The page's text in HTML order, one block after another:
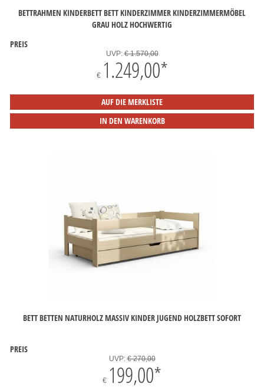
BETTRAHMEN KINDERBETT BETT KINDERZIMMER KINDERZIMMERMÖBEL
GRAU HOLZ HOCHWERTIG
PREIS
UVP:€ 1.570,00
€ 1.249,00*
AUF DIE MERKLISTE
IN DEN WARENKORB
BETT BETTEN NATURHOLZ MASSIV KINDER JUGEND HOLZBETT SOFORT
PREIS
UVP:€ 270,00
€ 199,00*